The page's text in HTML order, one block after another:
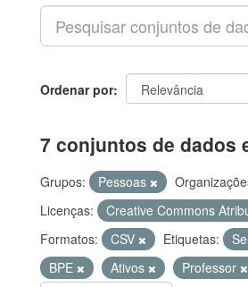
Ordenar por
7 conjuntos de dados
Grupos: Pessoas
Licenças:
Creative Commons
Formatos:
CSV Etiquetas:
BPE
Ativos
Professor